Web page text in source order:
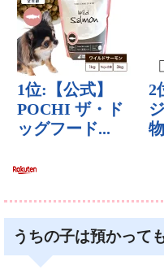
うちの子は預かって